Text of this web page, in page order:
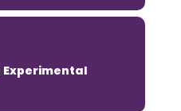
Experimental